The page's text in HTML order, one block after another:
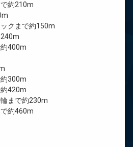
で約210m
クまで約150m
400m
300m
420m
まで約230m
約460m